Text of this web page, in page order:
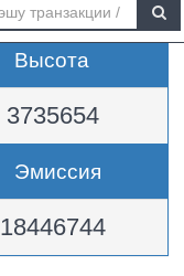
Высота
3735654
Эмиссия
18446744